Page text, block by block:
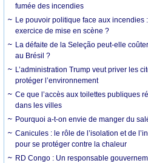
fumée des incendies
Le pouvoir politique face aux incendies
exercice de mise en scène ?
La défaite de la Seleção peut-elle
au Brésil ?
L’administration Trump veut priver les
protéger l’environnement
Ce que l’accès aux toilettes publiques
dans les villes
Pourquoi a-t-on envie de manger du
Canicules : le rôle de l’isolation et de
pour se protéger contre la chaleur
RD Congo : Un responsable